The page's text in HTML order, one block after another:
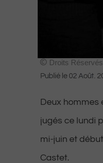
Droits Réservés
Publié le 02 Août.
Deux hommes
jugés ce lundi
mi-juin et
Castet.